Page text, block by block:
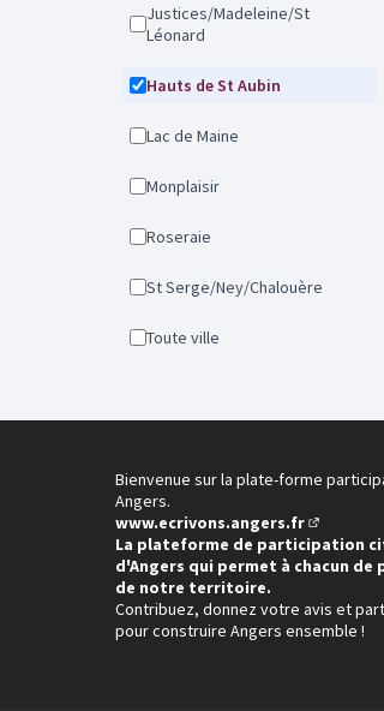
Justices/Madeleine/St
Léonard
Hauts de St Aubin
Lac de Maine
Monplaisir
Roseraie
St Serge/Ney/Chalouère
Toute ville
Bienvenue sur la plate-forme
Angers.
www.ecrivons.angers.fr
(Lien
La plateforme de participation
d'Angers qui permet à chacun
de notre territoire.
Contribuez, donnez votre avis et
pour construire Angers ensemble !